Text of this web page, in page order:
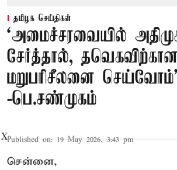
தமிழக செய்திகள்
‘அமைச்சரவையில்
சேர்த்தால்,
மறுபரிசீலனை செய்வோம்'
-பெ.சண்முகம்
Published on: 19 May 2026, 3:43 pm
சென்னை,
X